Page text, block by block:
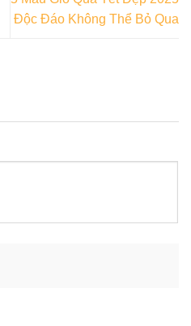
Độc Đáo Không Thể Bỏ Qua